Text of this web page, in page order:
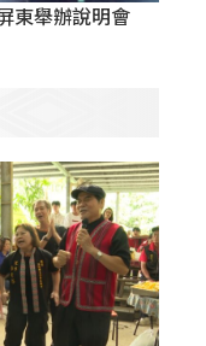
東舉辦說明會